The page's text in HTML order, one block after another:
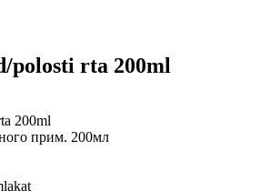
polosti rta 200ml
200ml
прим. 200мл